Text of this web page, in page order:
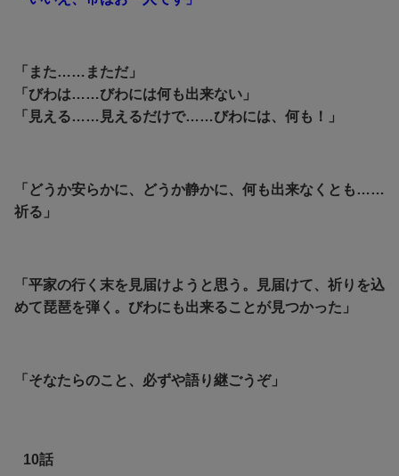
「また……まただ」
「びわは……びわには何も出来ない」
「見える……見えるだけで……びわには、何も！」
「どうか安らかに、どうか静かに、何も出来なくとも……
祈る」
「平家の行く末を見届けようと思う。見届けて、祈りを込
めて琵琶を弾く。びわにも出来ることが見つかった」
「そなたらのこと、必ずや語り継ごうぞ」
10話